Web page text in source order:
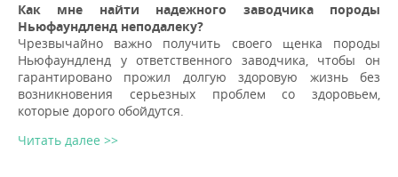
Как мне найти надежного заводчика породы
Ньюфаундленд неподалеку?
Чрезвычайно важно получить своего щенка породы
Ньюфаундленд у ответственного заводчика, чтобы он
гарантировано прожил долгую здоровую жизнь без
возникновения серьезных проблем со здоровьем,
которые дорого обойдутся.
Читать далее >>